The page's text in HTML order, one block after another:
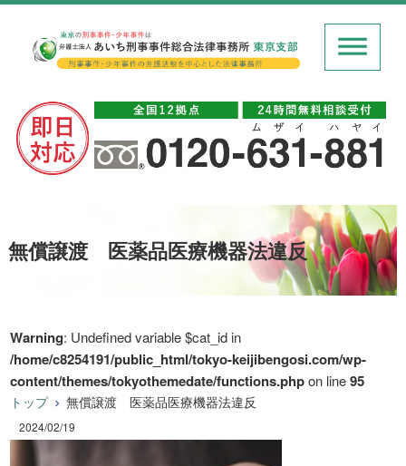
無償譲渡 医薬品医療機器法違反
Warning: Undefined variable $cat_id in
/home/c8254191/public_html/tokyo-keijibengosi.com/wp-
content/themes/tokyothemedate/functions.phpon line95
トップ 無償譲渡 医薬品医療機器法違反
2024/02/19